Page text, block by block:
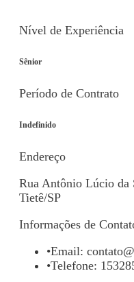
Nível de Experiência
Sênior
Período de Contrato
Indefinido
Endereço
Rua Antônio Lúcio da
Tietê/SP
Informações de
•Email:
•Telefone: